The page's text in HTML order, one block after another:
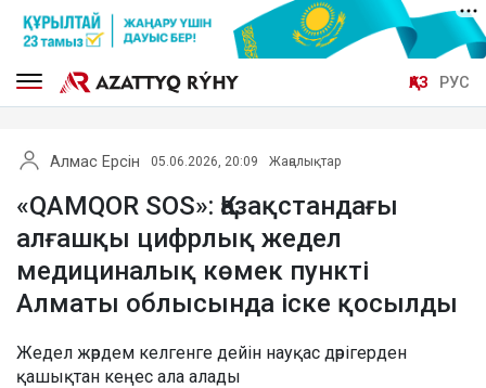
ҚАЗ РУС
Алмас Ерсін 05.06.2026, 20:09 Жаңалықтар
«QAMQOR SOS»: Қазақстандағы
алғашқы цифрлық жедел
медициналық көмек пункті
Алматы облысында іске қосылды
Жедел жәрдем келгенге дейін науқас дәрігерден
қашықтан кеңес ала алады